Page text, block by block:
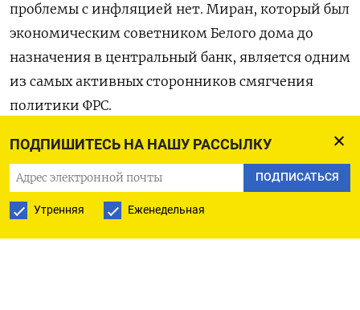
ПОДПИШИТЕСЬ НА НАШУ РАССЫЛКУ
ПОДПИСАТЬСЯ
Утренняя Еженедельная
проблемы с инфляцией нет. Миран, который был
экономическим советником Белого дома ​до
⁠назначения в центральный банк, является одним
из ‌самых активных сторонников ‌смягчения
политики ФРС.
Оригинал сообщения на английском ​языке
доступен по ‌коду: (Энн Сафир)